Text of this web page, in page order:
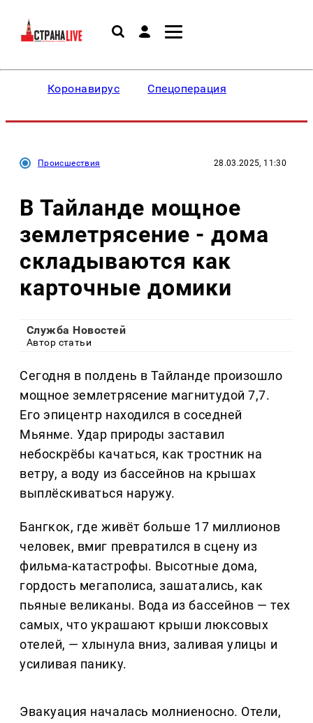
Коронавирус Спецоперация
Происшествия 28.03.2025, 11:30
В Тайланде мощное
землетрясение - дома
складываются как
карточные домики
Служба Новостей
Автор статьи
Сегодня в полдень в Тайланде произошло
мощное землетрясение магнитудой 7,7.
Его эпицентр находился в соседней
Мьянме. Удар природы заставил
небоскрёбы качаться, как тростник на
ветру, а воду из бассейнов на крышах
выплёскиваться наружу.
Бангкок, где живёт больше 17 миллионов
человек, вмиг превратился в сцену из
фильма-катастрофы. Высотные дома,
гордость мегаполиса, зашатались, как
пьяные великаны. Вода из бассейнов — тех
самых, что украшают крыши люксовых
отелей, — хлынула вниз, заливая улицы и
усиливая панику.
Эвакуация началась молниеносно. Отели,